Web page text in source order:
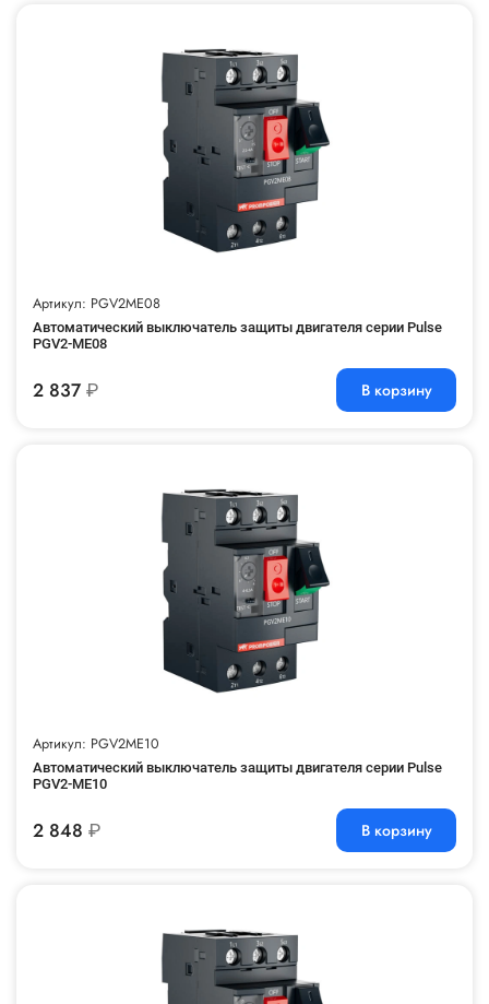
Артикул: PGV2ME08
Автоматический выключатель защиты двигателя серии Pulse
PGV2-ME08
2 837 ₽ В корзину
Артикул: PGV2ME10
Автоматический выключатель защиты двигателя серии Pulse
PGV2-ME10
2 848 ₽ В корзину